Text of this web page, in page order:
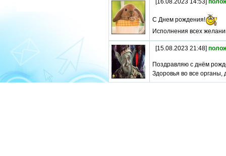
[16.08.2023 14:53]
С Днем рождения!
Исполнения всех
[15.08.2023 21:48]
Поздравляю с днём
Здоровья во все органы,